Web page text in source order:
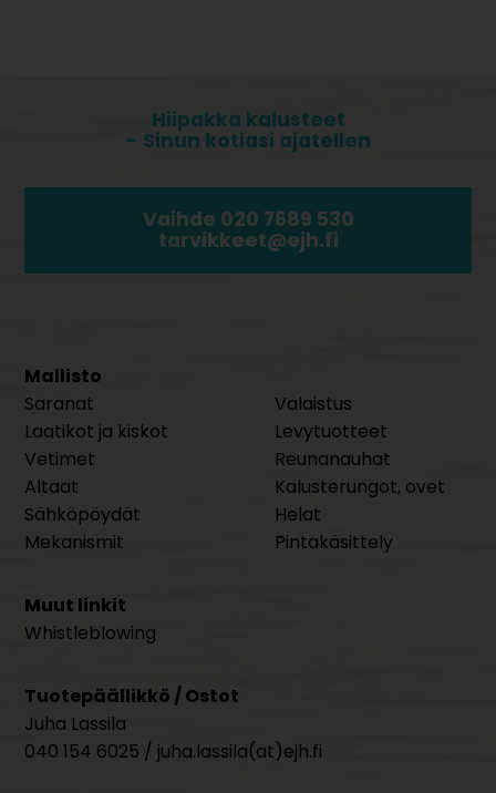
Hiipakka kalusteet
- Sinun kotiasi ajatellen
Vaihde 020 7689 530
tarvikkeet@ejh.fi
Mallisto
Saranat
Laatikot ja kiskot
Vetimet
Altaat
Sähköpöydät
Mekanismit
Valaistus
Levytuotteet
Reunanauhat
Kalusterungot, ovet
Helat
Pintakäsittely
Muut linkit
Whistleblowing
Tuotepäällikkö / Ostot
Juha Lassila
040 154 6025 / juha.lassila(at)ejh.fi